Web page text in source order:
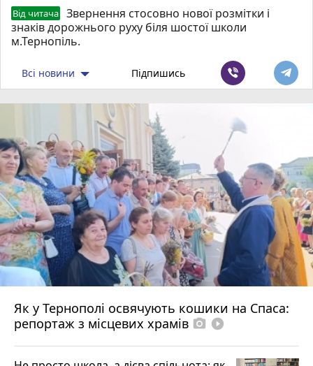
Від читача
Звернення стосовно нової розмітки і
знаків дорожнього руху біля шостої школи
м.Тернопіль.
Всі новини Підпишись
Як у Тернополі освячують кошики на Спаса:
репортаж з місцевих храмів photo_camera play_circle_filled